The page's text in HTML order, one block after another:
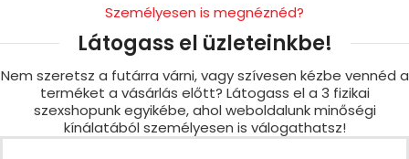
Személyesen is megnéznéd?
Látogass el üzleteinkbe!
Nem szeretsz a futárra várni, vagy szívesen kézbe vennéd a
terméket a vásárlás előtt? Látogass el a 3 fizikai
szexshopunk egyikébe, ahol weboldalunk minőségi
kínálatából személyesen is válogathatsz!